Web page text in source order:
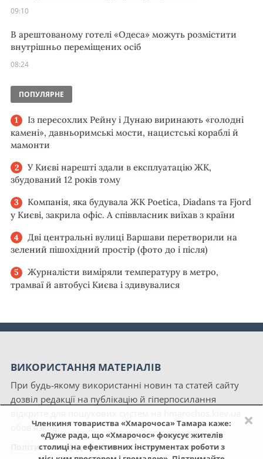
×
Членкиня товариства «Хмарочоса» Тамара каже:
«Дуже рада, що «Хмарочос» фокусує жителів
столиці на ефективних інструментах роботи з
09:10
В арештованому готелі «Одеса» можуть розмістити
внутрішньо переміщених осіб
08:24
ПОПУЛЯРНЕ
Із пересохлих Рейну і Дунаю виринають «голодні
камені», давньоримські мости, нацистські кораблі й
мамонти
У Києві нарешті здали в експлуатацію ЖК,
збудований 12 років тому
Компанія, яка будувала ЖК Poetica, Diadans та Fjord
у Києві, закрила офіс. А співвласник виїхав з країни
Дві центральні вулиці Варшави перетворили на
зелений пішохідний простір (фото до і після)
Журналісти виміряли температуру в метро,
трамваї й автобусі Києва і здивувалися
ВИКОРИСТАННЯ МАТЕРІАЛІВ
При будь-якому використанні новин та статей сайту
дозвіл редакції на публікацію й гіперпосилання
обов'язкові.
Політика конфіденційності сайту «Хмарочос»